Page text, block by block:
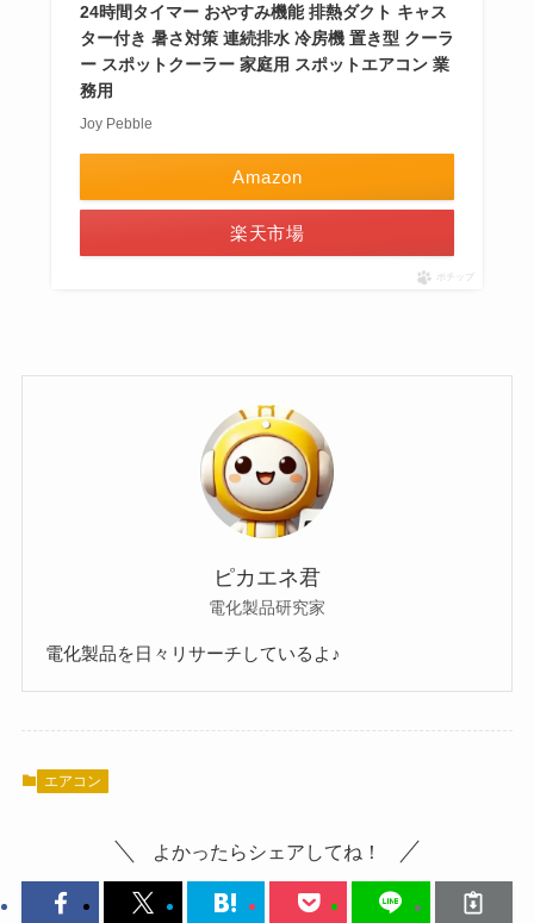
24時間タイマー おやすみ機能 排熱ダクト キャス
ター付き 暑さ対策 連続排水 冷房機 置き型 クーラ
ー スポットクーラー 家庭用 スポットエアコン 業
務用
Joy Pebble
Amazon
楽天市場
ポチップ
ピカエネ君
電化製品研究家
電化製品を日々リサーチしているよ♪
エアコン
よかったらシェアしてね！